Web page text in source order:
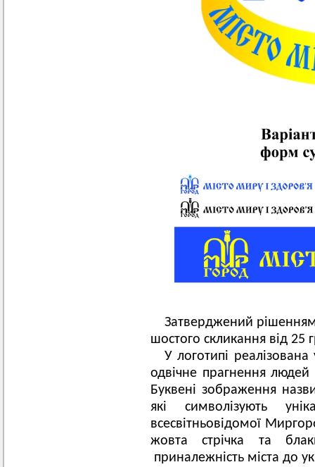
Затверджений рішенням
шостого скликання від 25
У логотипі реалізована
одвічне прагнення
Буквені зображення
які символізують
всесвітньовідомої
жовта стрічка та
приналежність міста до